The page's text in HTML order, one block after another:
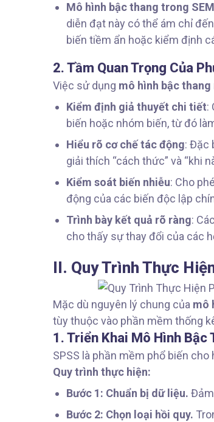
Mô hình bậc thang trong SEM
diễn đạt này có thể ám chỉ
biến tiềm ẩn hoặc kiểm định
2. Tầm Quan Trọng Của
Việc sử dụng mô hình bậc thang
Kiểm định giả thuyết chi tiết:
biến hoặc nhóm biến, từ đó
Hiểu rõ cơ chế tác động: Đặc
giải thích “cách thức” và “khi
Kiểm soát biến nhiễu: Cho
động của các biến độc lập
Trình bày kết quả rõ ràng:
cho thấy sự thay đổi của các
II. Quy Trình Thực
Mặc dù nguyên lý chung của mô
tùy thuộc vào phần mềm thống
1. Triển Khai Mô Hình Bậc
SPSS là phần mềm phổ biến
Quy trình thực hiện:
Bước 1: Chuẩn bị dữ liệu.
Bước 2: Chọn loại hồi quy.